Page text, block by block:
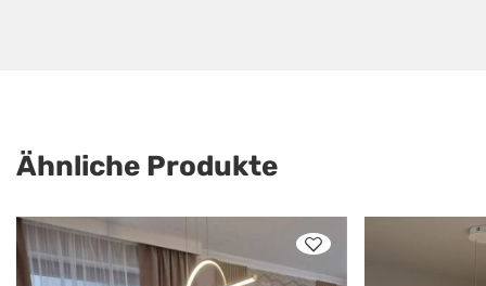
Ähnliche Produkte